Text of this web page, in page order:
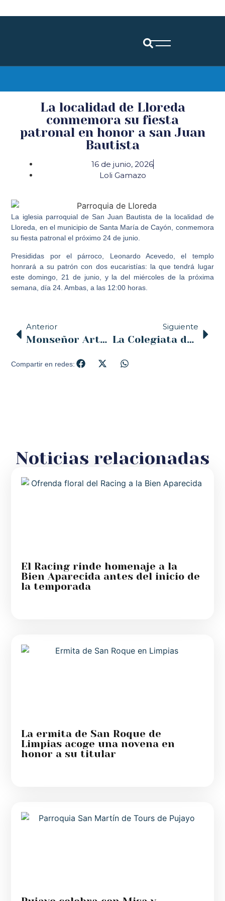
La localidad de Lloreda
conmemora su fiesta
patronal en honor a san Juan
Bautista
16 de junio, 2026
Loli Gamazo
La iglesia parroquial de San Juan Bautista de la localidad de
Lloreda, en el municipio de Santa María de Cayón, conmemora
su fiesta patronal el próximo 24 de junio.
Presididas por el párroco, Leonardo Acevedo , el templo
honrará a su patrón con dos eucaristías: la que tendrá lugar
este domingo, 21 de junio, y la del miércoles de la próxima
semana, día 24. Ambas, a las 12:00 horas.
Anterior
Monseñor Arturo Ros en la solemnidad del Sagrado Corazón: «El Corazón de Jesús es nuestro descanso»
Siguiente
La Colegiata de Santillana del Mar organiza la primera edición de los Encuentros de Santa Juliana
Compartir en redes:
Noticias relacionadas
El Racing rinde homenaje a la
Bien Aparecida antes del inicio de
la temporada
La ermita de San Roque de
Limpias acoge una novena en
honor a su titular